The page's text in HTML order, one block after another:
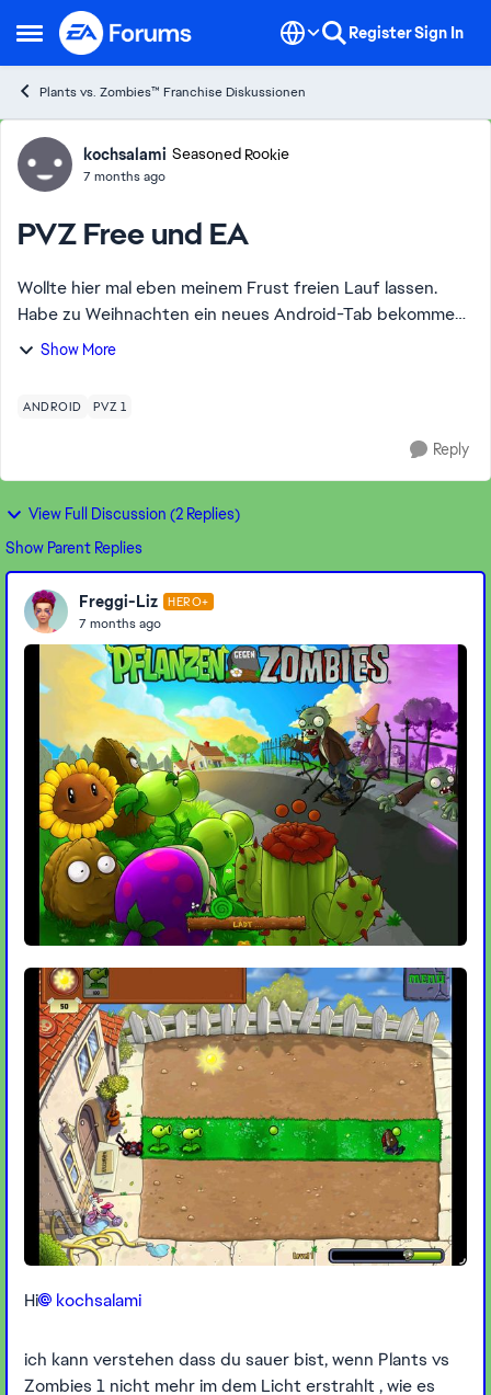
Open Side Menu
Skip to content RegisterSign In
Plants vs. Zombies™ Franchise Diskussionen
Forum Discussion
kochsalami Seasoned Rookie
7 months ago
PVZ Free und EA
Wollte hier mal eben meinem Frust freien Lauf lassen.
Habe zu Weihnachten ein neues Android-Tab bekommen
und es ist wirklich nicht zu fassen, dass EA es bis heute
Show More
ANDROID PVZ 1
Reply
View Full Discussion (2 Replies)
Show Parent Replies
Freggi-Liz HERO+
7 months ago
Hi kochsalami​
ich kann verstehen dass du sauer bist, wenn Plants vs
Zombies 1 nicht mehr im dem Licht erstrahlt , wie es